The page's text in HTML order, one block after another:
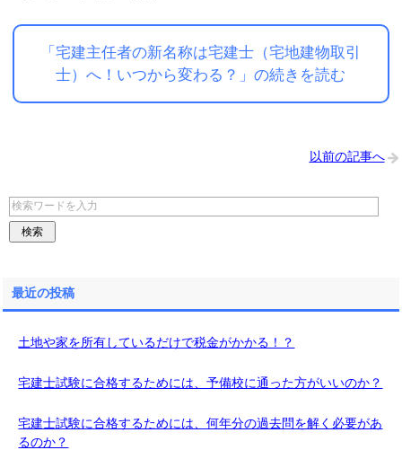
「宅建主任者の新名称は宅建士（宅地建物取引
士）へ！いつから変わる？」の続きを読む
以前の記事へ
最近の投稿
土地や家を所有しているだけで税金がかかる！？
宅建士試験に合格するためには、予備校に通った方がいいのか？
宅建士試験に合格するためには、何年分の過去問を解く必要があ
るのか？